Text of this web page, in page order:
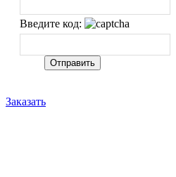
Введите код:
Заказать